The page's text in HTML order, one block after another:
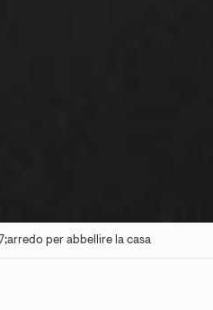
per abbellire la casa